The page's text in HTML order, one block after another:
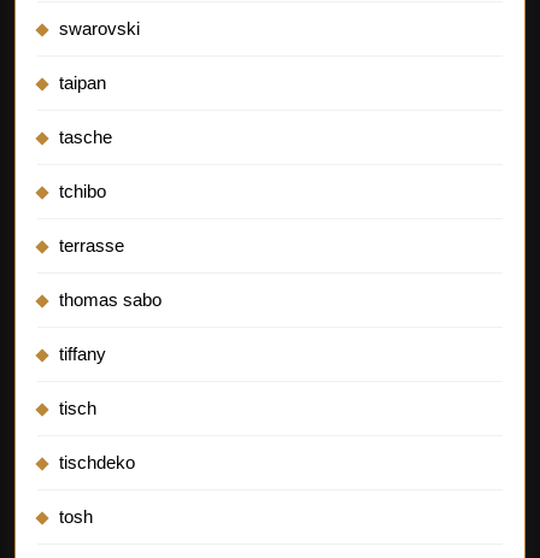
swarovski
taipan
tasche
tchibo
terrasse
thomas sabo
tiffany
tisch
tischdeko
tosh